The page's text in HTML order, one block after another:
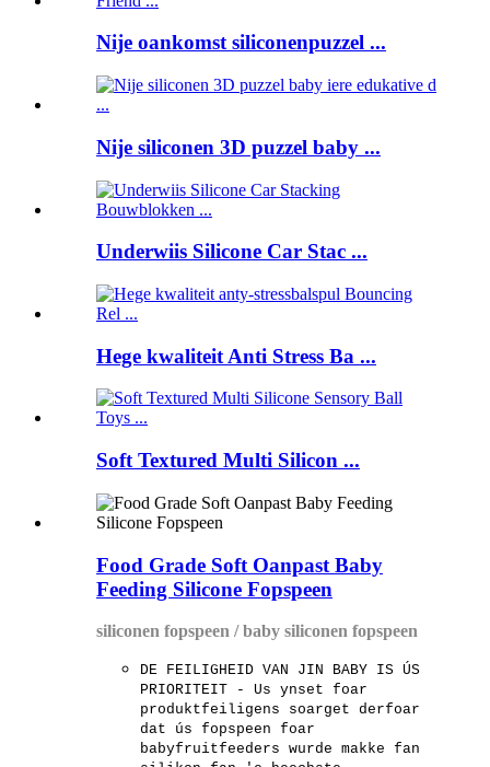
Nije oankomst siliconenpuzzel ...
Nije siliconen 3D puzzel baby ...
Underwiis Silicone Car Stac ...
Hege kwaliteit Anti Stress Ba ...
Soft Textured Multi Silicon ...
Food Grade Soft Oanpast Baby
Feeding Silicone Fopspeen
siliconen fopspeen / baby siliconen fopspeen
DE FEILIGHEID VAN JIN BABY IS ÚS
PRIORITEIT - Us ynset foar
produktfeiligens soarget derfoar
dat ús fopspeen foar
babyfruitfeeders wurde makke fan